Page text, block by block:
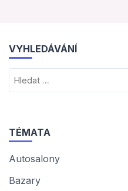
VYHLEDÁVÁNÍ
Vyhledávání
TÉMATA
Autosalony
Bazary